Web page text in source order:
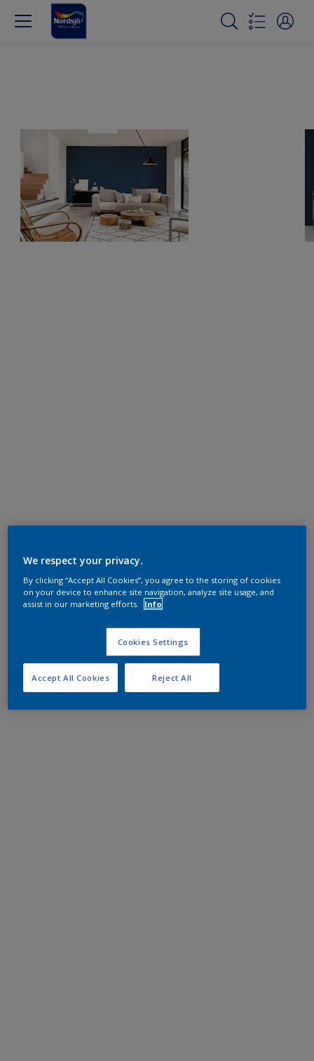
We respect your privacy.
By clicking “Accept All Cookies”, you agree to the storing of cookies
on your device to enhance site navigation, analyze site usage, and
assist in our marketing efforts.
Info
Cookies Settings
Reject All
Accept All Cookies